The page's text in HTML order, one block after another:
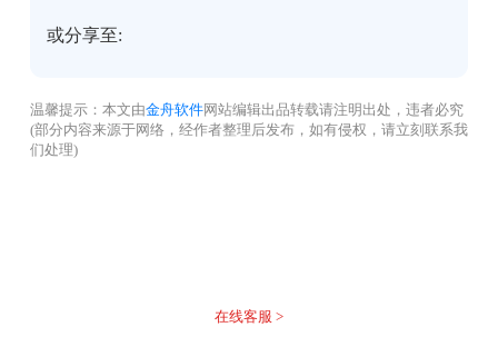
或分享至:
温馨提示：本文由金舟软件网站编辑出品转载请注明出处，违者必究
(部分内容来源于网络，经作者整理后发布，如有侵权，请立刻联系我
们处理)
在线客服 >